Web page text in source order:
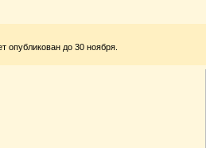
опубликован до 30 ноября.